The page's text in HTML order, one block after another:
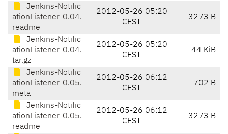
Jenkins-Notific
ationListener-0.04.
readme
2012-05-26 05:20
CEST
3273 B
Jenkins-Notific
ationListener-0.04.
tar.gz
2012-05-26 05:20
CEST
44 KiB
Jenkins-Notific
ationListener-0.05.
meta
2012-05-26 06:12
CEST
702 B
Jenkins-Notific
ationListener-0.05.
readme
2012-05-26 06:12
CEST
3273 B